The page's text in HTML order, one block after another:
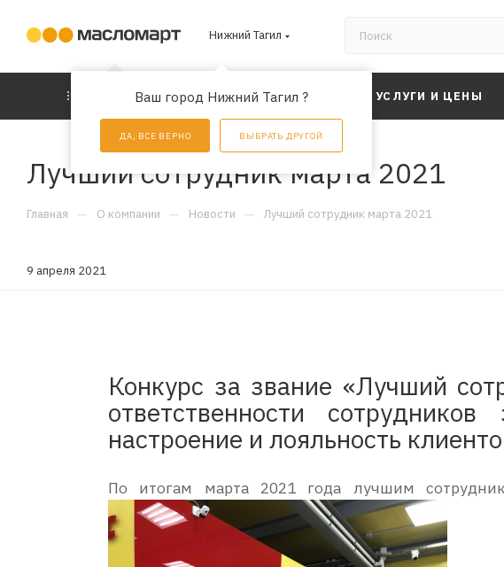
Нижний Тагил
Ваш город Нижний Тагил ?
ДА, ВСЕ ВЕРНО ВЫБРАТЬ ДРУГОЙ
КАТАЛОГ АКЦИИ УСЛУГИ И ЦЕНЫ
Лучший сотрудник марта 2021
Главная — О компании — Новости — Лучший сотрудник марта 2021
9 апреля 2021
Конкурс за звание «Лучший
ответственности
настроение и лояльность
По итогам марта 2021 года лучшим